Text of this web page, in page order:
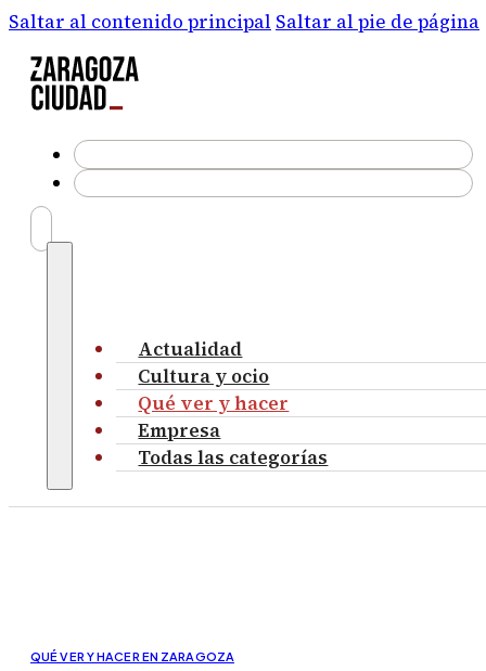
Saltar al contenido principal Saltar al pie de página
Actualidad
Cultura y ocio
Qué ver y hacer
Empresa
Todas las categorías
QUÉ VER Y HACER EN ZARAGOZA